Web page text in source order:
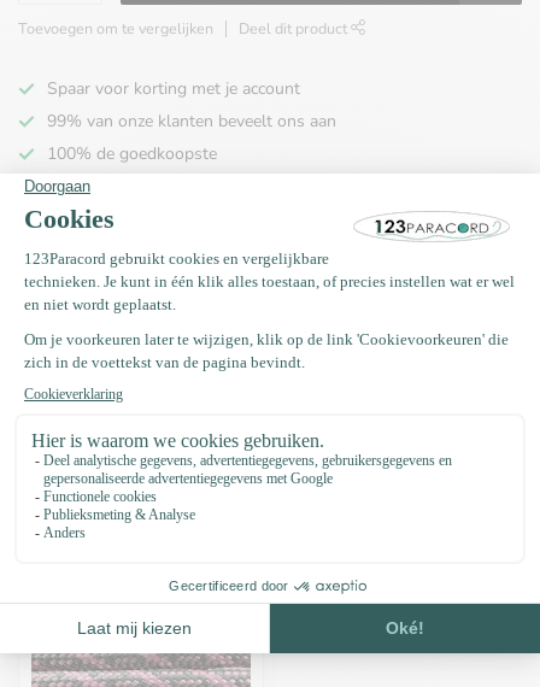
Toevoegen om te vergelijken Deel dit product
Spaar voor korting met je account
99% van onze klanten beveelt ons aan
100% de goedkoopste
Gratis verzending binnen NL vanaf € 65,00!
Deze kleur bestaat uit: Paracord 550 type III Charcoal Grijs
Deze kleur bestaat uit: Paracord 550 type III Lavender Roze
Productomschrijving
Recent bekeken